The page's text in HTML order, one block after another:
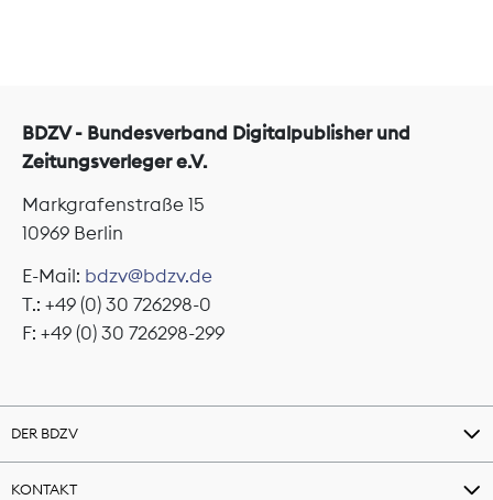
BDZV - Bundesverband Digitalpublisher und
Zeitungsverleger e.V.
Markgrafenstraße 15
10969 Berlin
E-Mail: bdzv@bdzv.de
T.: +49 (0) 30 726298-0
F: +49 (0) 30 726298-299
DER BDZV
KONTAKT